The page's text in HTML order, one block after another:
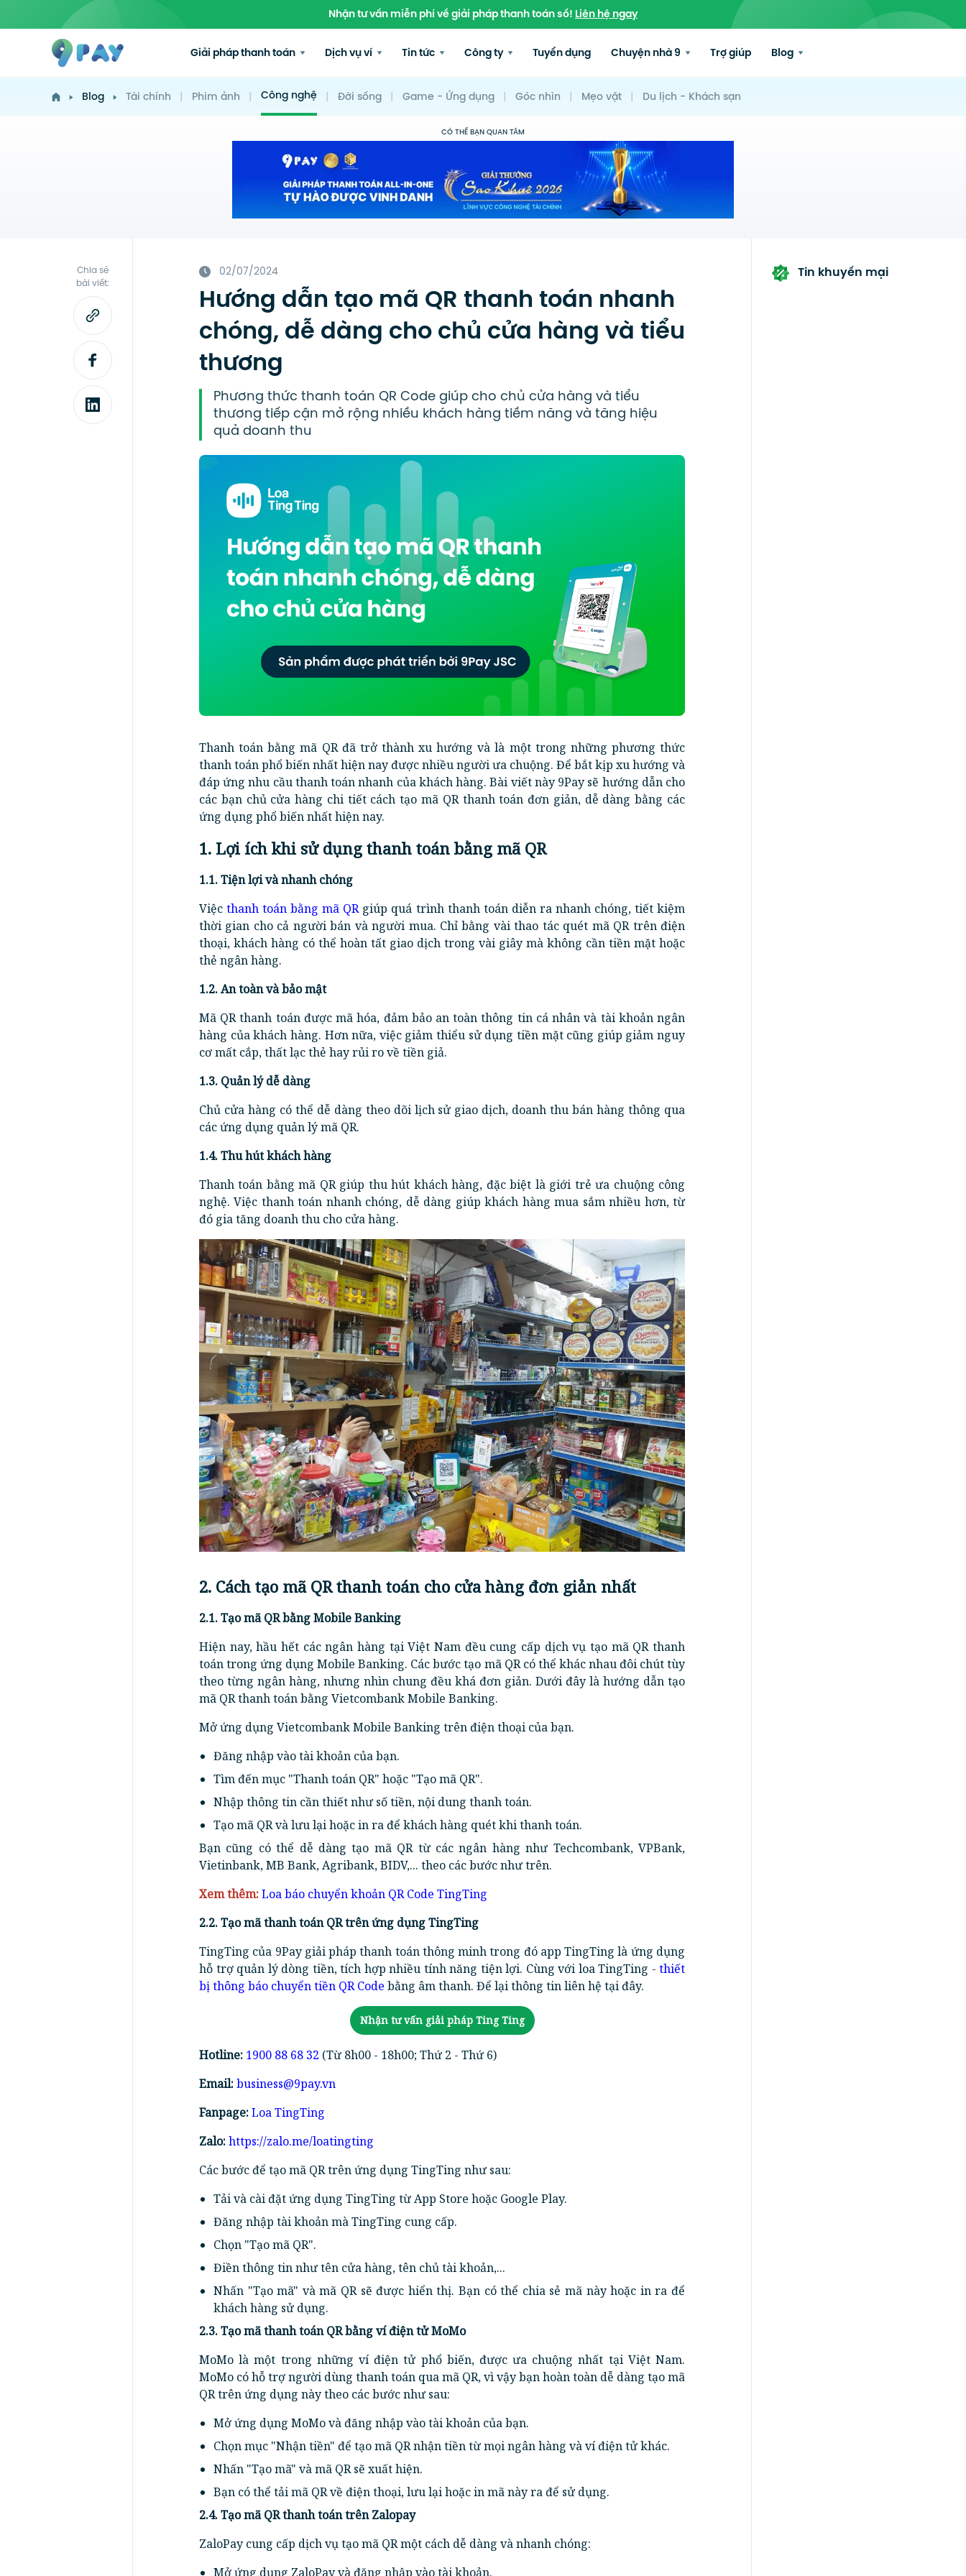
Nhận tư vấn miễn phí về giải pháp thanh toán số!Liên hệ ngay
Giải pháp thanh toán Dịch vụ ví Tin tức Công ty Tuyển dụng Chuyện nhà 9 Trợ giúp Blog
Blog Tài chính | Phim ảnh | Công nghệ | Đời sống | Game - Ứng dụng | Góc nhìn | Mẹo vặt | Du lịch - Khách sạn
CÓ THỂ BẠN QUAN TÂM
Chia sẻ
bài viết:
02/07/2024
Hướng dẫn tạo mã QR thanh toán nhanh
chóng, dễ dàng cho chủ cửa hàng và tiểu
thương
Phương thức thanh toán QR Code giúp cho chủ cửa hàng và tiểu
thương tiếp cận mở rộng nhiều khách hàng tiềm năng và tăng hiệu
quả doanh thu
Thanh toán bằng mã QR đã trở thành xu hướng và là một trong những phương thức
thanh toán phổ biến nhất hiện nay được nhiều người ưa chuộng. Để bắt kịp xu hướng và
đáp ứng nhu cầu thanh toán nhanh của khách hàng. Bài viết này 9Pay sẽ hướng dẫn cho
các bạn chủ cửa hàng chi tiết cách tạo mã QR thanh toán đơn giản, dễ dàng bằng các
ứng dụng phổ biến nhất hiện nay.
1. Lợi ích khi sử dụng thanh toán bằng mã QR
1.1. Tiện lợi và nhanh chóng
Việcthanh toán bằng mã QRgiúp quá trình thanh toán diễn ra nhanh chóng, tiết kiệm
thời gian cho cả người bán và người mua. Chỉ bằng vài thao tác quét mã QR trên điện
thoại, khách hàng có thể hoàn tất giao dịch trong vài giây mà không cần tiền mặt hoặc
thẻ ngân hàng.
1.2. An toàn và bảo mật
Mã QR thanh toán được mã hóa, đảm bảo an toàn thông tin cá nhân và tài khoản ngân
hàng của khách hàng. Hơn nữa, việc giảm thiểu sử dụng tiền mặt cũng giúp giảm nguy
cơ mất cắp, thất lạc thẻ hay rủi ro về tiền giả.
1.3. Quản lý dễ dàng
Chủ cửa hàng có thể dễ dàng theo dõi lịch sử giao dịch, doanh thu bán hàng thông qua
các ứng dụng quản lý mã QR.
1.4. Thu hút khách hàng
Thanh toán bằng mã QR giúp thu hút khách hàng, đặc biệt là giới trẻ ưa chuộng công
nghệ. Việc thanh toán nhanh chóng, dễ dàng giúp khách hàng mua sắm nhiều hơn, từ
đó gia tăng doanh thu cho cửa hàng.
2. Cách tạo mã QR thanh toán cho cửa hàng đơn giản nhất
2.1. Tạo mã QR bằng Mobile Banking
Hiện nay, hầu hết các ngân hàng tại Việt Nam đều cung cấp dịch vụ tạo mã QR thanh
toán trong ứng dụng Mobile Banking. Các bước tạo mã QR có thể khác nhau đôi chút tùy
theo từng ngân hàng, nhưng nhìn chung đều khá đơn giản. Dưới đây là hướng dẫn tạo
mã QR thanh toán bằng Vietcombank Mobile Banking.
Mở ứng dụng Vietcombank Mobile Banking trên điện thoại của bạn.
Đăng nhập vào tài khoản của bạn.
Tìm đến mục "Thanh toán QR" hoặc "Tạo mã QR".
Nhập thông tin cần thiết như số tiền, nội dung thanh toán.
Tạo mã QR và lưu lại hoặc in ra để khách hàng quét khi thanh toán.
Bạn cũng có thể dễ dàng tạo mã QR từ các ngân hàng như Techcombank, VPBank,
Vietinbank, MB Bank, Agribank, BIDV,... theo các bước như trên.
Xem thêm:Loa báo chuyển khoản QR Code TingTing
2.2. Tạo mã thanh toán QR trên ứng dụng TingTing
TingTing của 9Pay giải pháp thanh toán thông minh trong đó app TingTing là ứng dụng
hỗ trợ quản lý dòng tiền, tích hợp nhiều tính năng tiện lợi. Cùng với loa TingTing - thiết
bị thông báo chuyển tiền QR Code bằng âm thanh. Để lại thông tin liên hệ tại đây.
Nhận tư vấn giải pháp Ting Ting
Hotline: 1900 88 68 32 (Từ 8h00 - 18h00; Thứ 2 - Thứ 6)
Email:business@9pay.vn
Fanpage:Loa TingTing
Zalo:https://zalo.me/loatingting
Các bước để tạo mã QR trên ứng dụng TingTing như sau:
Tải và cài đặt ứng dụng TingTing từ App Store hoặc Google Play.
Đăng nhập tài khoản mà TingTing cung cấp.
Chọn "Tạo mã QR".
Điền thông tin như tên cửa hàng, tên chủ tài khoản,...
Nhấn "Tạo mã" và mã QR sẽ được hiển thị. Bạn có thể chia sẻ mã này hoặc in ra để
khách hàng sử dụng.
2.3. Tạo mã thanh toán QR bằng ví điện tử MoMo
MoMo là một trong những ví điện tử phổ biến, được ưa chuộng nhất tại Việt Nam.
MoMo có hỗ trợ người dùng thanh toán qua mã QR, vì vậy bạn hoàn toàn dễ dàng tạo mã
QR trên ứng dụng này theo các bước như sau:
Mở ứng dụng MoMo và đăng nhập vào tài khoản của bạn.
Chọn mục "Nhận tiền" để tạo mã QR nhận tiền từ mọi ngân hàng và ví điện tử khác.
Nhấn "Tạo mã" và mã QR sẽ xuất hiện.
Bạn có thể tải mã QR về điện thoại, lưu lại hoặc in mã này ra để sử dụng.
2.4. Tạo mã QR thanh toán trên Zalopay
ZaloPay cung cấp dịch vụ tạo mã QR một cách dễ dàng và nhanh chóng:
Mở ứng dụng ZaloPay và đăng nhập vào tài khoản.
Tin khuyến mại